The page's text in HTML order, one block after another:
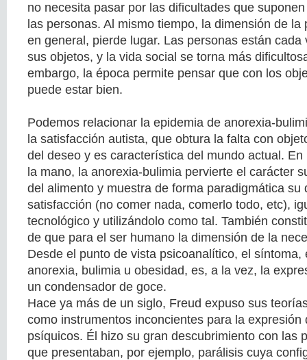
no necesita pasar por las dificultades que
las personas. Al mismo tiempo, la dimensión de la
en general, pierde lugar. Las personas están cada
sus objetos, y la vida social se torna más
embargo, la época permite pensar que con los
puede estar bien.
Podemos relacionar la epidemia de anorexia-
la satisfacción autista, que obtura la falta con
del deseo y es característica del mundo actual.
la mano, la anorexia-bulimia pervierte el carácter
del alimento y muestra de forma paradigmática su
satisfacción (no comer nada, comerlo todo, etc),
tecnológico y utilizándolo como tal. También
de que para el ser humano la dimensión de la
Desde el punto de vista psicoanalítico, el síntoma,
anorexia, bulimia u obesidad, es, a la vez, la
un condensador de goce.
Hace ya más de un siglo, Freud expuso sus
como instrumentos inconcientes para la expresión
psíquicos. Él hizo su gran descubrimiento con las
que presentaban, por ejemplo, parálisis cuya